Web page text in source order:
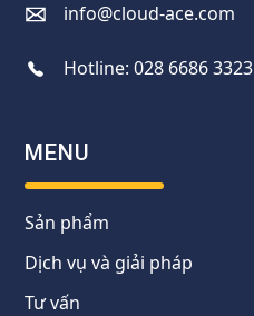
info@cloud-ace.com
Hotline:028 6686 3323
MENU
Sản phẩm
Dịch vụ và giải pháp
Tư vấn